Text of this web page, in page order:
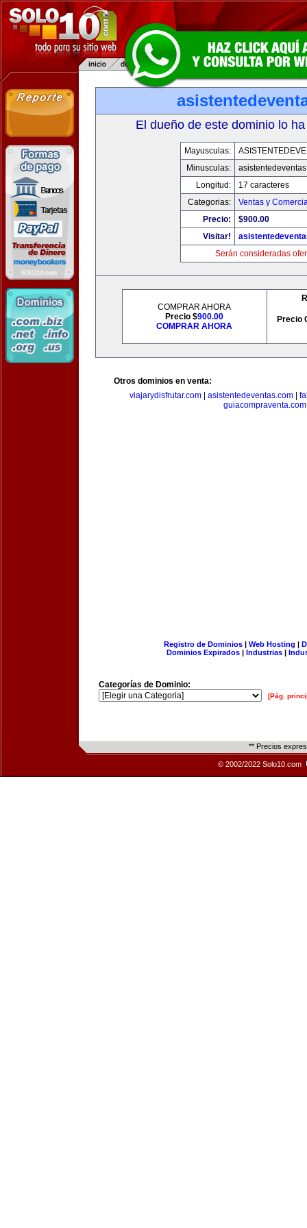
El dueño de este dominio lo
Mayusculas:
Minusculas:
Longitud:
17 caracteres
Categorias:
Ventas y
Precio:
$900.00
Visitar!
Serán consideradas
COMPRAR AHORA
Precio $900.00
COMPRAR AHORA
Precio
Otros dominios en venta:
viajarydisfrutar.com| asistentedeventas.com|
guiacompraventa.com
Registro de Dominios| Web Hosting |
Dominios Expirados | Industrias |
Categorías de Dominio:
[Pág.
** Precios
© 2002/2022 Solo10.com